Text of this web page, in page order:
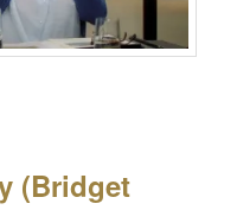
(Bridget